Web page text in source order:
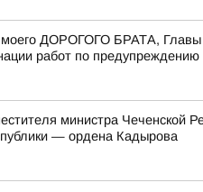
моего ДОРОГОГО БРАТА,
работ по предупреждению
министра Чеченской
— ордена Кадырова